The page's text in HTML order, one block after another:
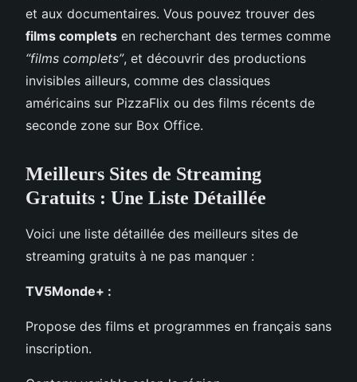
et aux documentaires. Vous pouvez trouver des
films complets en recherchant des termes comme
“films complets”, et découvrir des productions
invisibles ailleurs, comme des classiques
américains sur PizzaFlix ou des films récents de
seconde zone sur Box Office.
Meilleurs Sites de Streaming
Gratuits : Une Liste Détaillée
Voici une liste détaillée des meilleurs sites de
streaming gratuits à ne pas manquer :
TV5Monde+ :
Propose des films et programmes en français sans
inscription.